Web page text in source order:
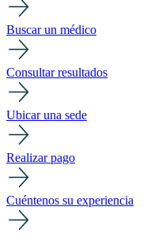
Buscar un médico
Consultar resultados
Ubicar una sede
Realizar pago
Cuéntenos su experiencia